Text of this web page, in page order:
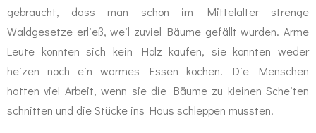
gebraucht, dass man schon im Mittelalter strenge
Waldgesetze erließ, weil zuviel Bäume gefällt wurden. Arme
Leute konnten sich kein Holz kaufen, sie konnten weder
heizen noch ein warmes Essen kochen. Die Menschen
hatten viel Arbeit, wenn sie die Bäume zu kleinen Scheiten
schnitten und die Stücke ins Haus schleppen mussten.